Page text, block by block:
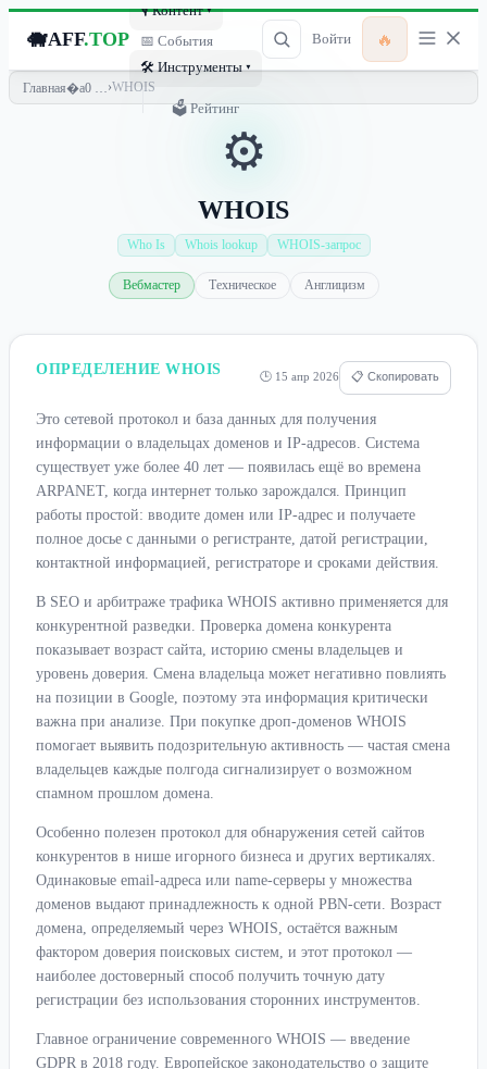
🐗AFF.TOP
🎙 Контент ▾
📅 События
🛠 Инструменты ▾
🗳 Рейтинг
Войти 🔥
Главная ›WHOIS
⚙️
WHOIS
Who Is Whois lookup WHOIS-запрос
Вебмастер Техническое Англицизм
ОПРЕДЕЛЕНИЕ WHOIS 🕒 15 апр 2026 📋 Скопировать
Это сетевой протокол и база данных для получения
информации о владельцах доменов и IP-адресов. Система
существует уже более 40 лет — появилась ещё во времена
ARPANET, когда интернет только зарождался. Принцип
работы простой: вводите домен или IP-адрес и получаете
полное досье с данными о регистранте, датой регистрации,
контактной информацией, регистраторе и сроками действия.
В SEO и арбитраже трафика WHOIS активно применяется для
конкурентной разведки. Проверка домена конкурента
показывает возраст сайта, историю смены владельцев и
уровень доверия. Смена владельца может негативно повлиять
на позиции в Google, поэтому эта информация критически
важна при анализе. При покупке дроп-доменов WHOIS
помогает выявить подозрительную активность — частая смена
владельцев каждые полгода сигнализирует о возможном
спамном прошлом домена.
Особенно полезен протокол для обнаружения сетей сайтов
конкурентов в нише игорного бизнеса и других вертикалях.
Одинаковые email-адреса или name-серверы у множества
доменов выдают принадлежность к одной PBN-сети. Возраст
домена, определяемый через WHOIS, остаётся важным
фактором доверия поисковых систем, и этот протокол —
наиболее достоверный способ получить точную дату
регистрации без использования сторонних инструментов.
Главное ограничение современного WHOIS — введение
GDPR в 2018 году. Европейское законодательство о защите